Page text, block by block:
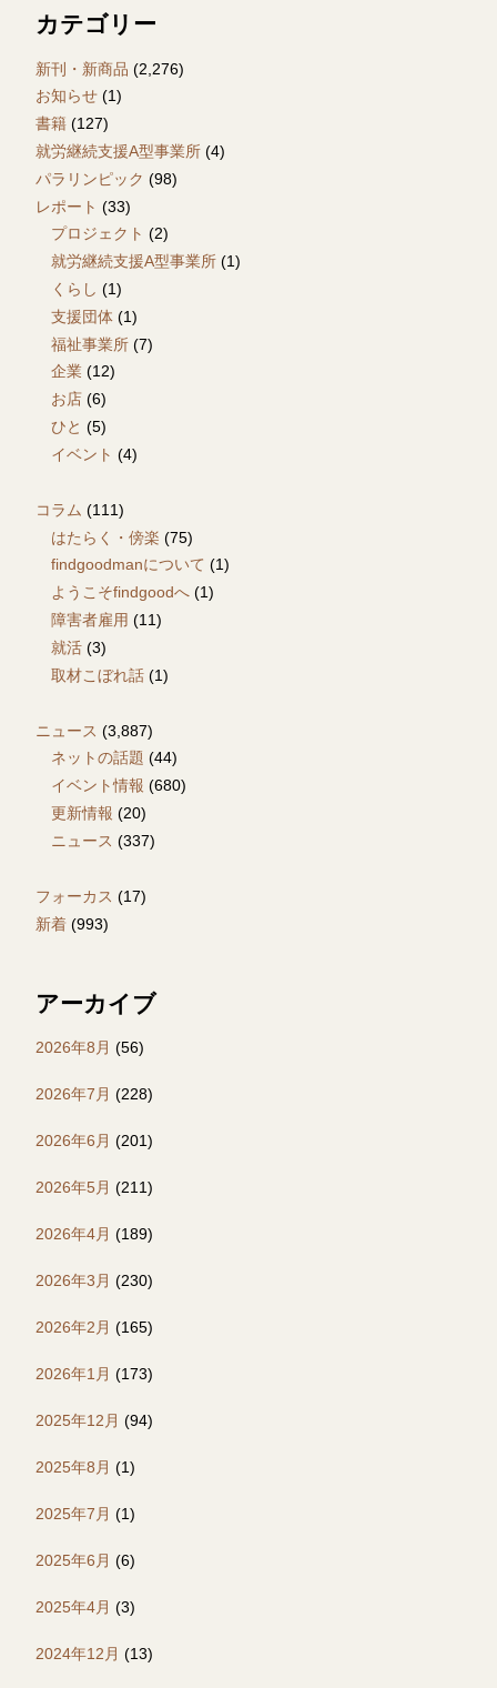
カテゴリー
新刊・新商品 (2,276)
お知らせ (1)
書籍 (127)
就労継続支援A型事業所 (4)
パラリンピック (98)
レポート (33)
プロジェクト (2)
就労継続支援A型事業所 (1)
くらし (1)
支援団体 (1)
福祉事業所 (7)
企業 (12)
お店 (6)
ひと (5)
イベント (4)
コラム (111)
はたらく・傍楽 (75)
findgoodmanについて (1)
ようこそfindgoodへ (1)
障害者雇用 (11)
就活 (3)
取材こぼれ話 (1)
ニュース (3,887)
ネットの話題 (44)
イベント情報 (680)
更新情報 (20)
ニュース (337)
フォーカス (17)
新着 (993)
アーカイブ
2026年8月 (56)
2026年7月 (228)
2026年6月 (201)
2026年5月 (211)
2026年4月 (189)
2026年3月 (230)
2026年2月 (165)
2026年1月 (173)
2025年12月 (94)
2025年8月 (1)
2025年7月 (1)
2025年6月 (6)
2025年4月 (3)
2024年12月 (13)